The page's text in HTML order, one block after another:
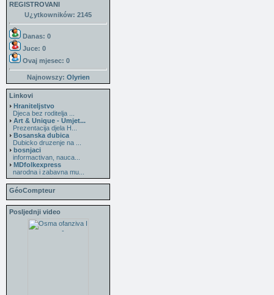
REGISTROVANI
U¿ytkowników: 2145
Danas: 0
Juce: 0
Ovaj mjesec: 0
Najnowszy: Olyrien
Linkovi
Hraniteljstvo
Djeca bez roditelja ...
Art & Unique - Umjet...
Prezentacija djela H...
Bosanska dubica
Dubicko druzenje na ...
bosnjaci
informactivan, nauca...
MDfolkexpress
narodna i zabavna mu...
GéoCompteur
Posljednji video